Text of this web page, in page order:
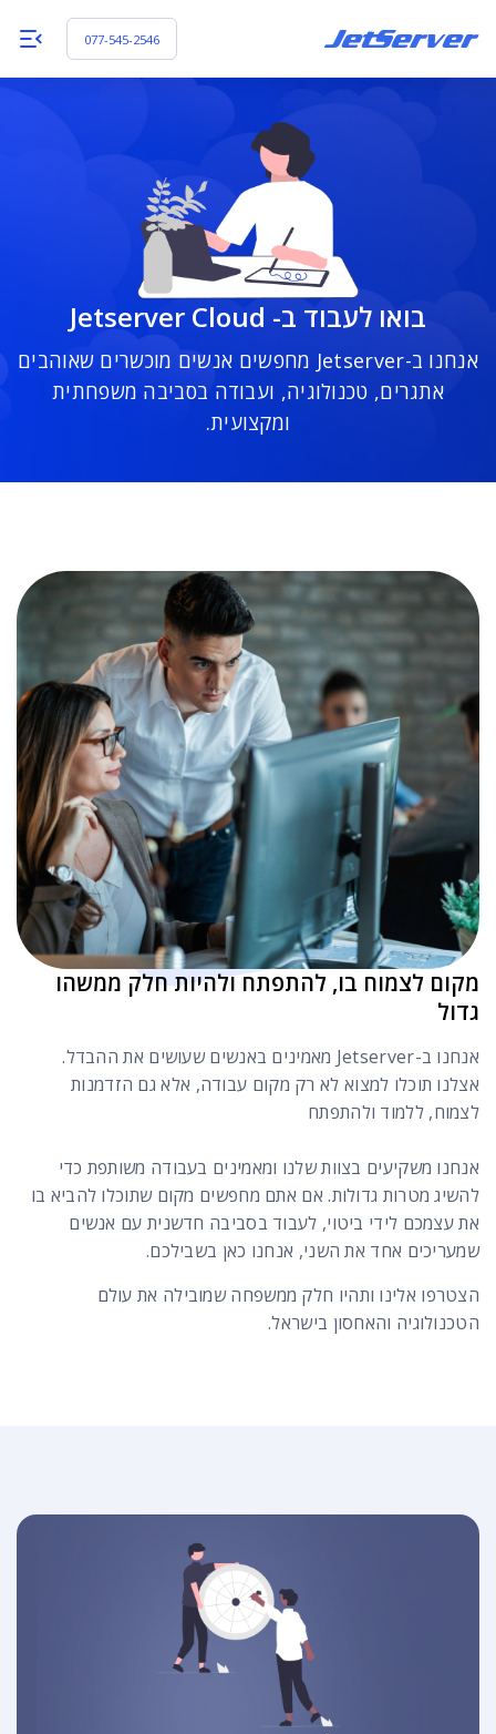
077-545-2546
בואו לעבוד ב- Jetserver Cloud
אנחנו ב-Jetserver מחפשים אנשים מוכשרים שאוהבים
אתגרים, טכנולוגיה, ועבודה בסביבה משפחתית
ומקצועית.
מקום לצמוח בו, להתפתח ולהיות חלק ממשהו
גדול
אנחנו ב-Jetserver מאמינים באנשים שעושים את ההבדל.
אצלנו תוכלו למצוא לא רק מקום עבודה, אלא גם הזדמנות
לצמוח, ללמוד ולהתפתח
אנחנו משקיעים בצוות שלנו ומאמינים בעבודה משותפת כדי
להשיג מטרות גדולות. אם אתם מחפשים מקום שתוכלו להביא בו
את עצמכם לידי ביטוי, לעבוד בסביבה חדשנית עם אנשים
שמעריכים אחד את השני, אנחנו כאן בשבילכם.
הצטרפו אלינו ותהיו חלק ממשפחה שמובילה את עולם
הטכנולוגיה והאחסון בישראל.